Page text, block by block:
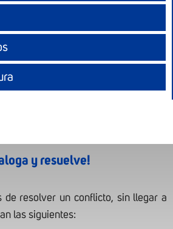
y resuelve!
de resolver un conflicto, sin llegar a
las siguientes: